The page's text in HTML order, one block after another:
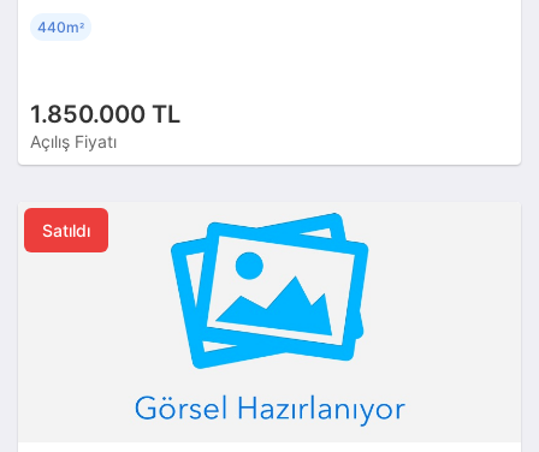
1.850.000 TL
Açılış Fiyatı
440m²
Satıldı